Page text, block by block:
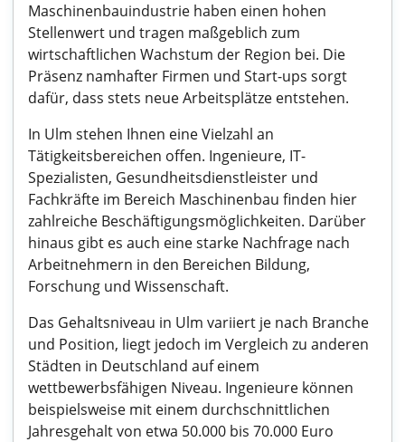
Maschinenbauindustrie haben einen hohen
Stellenwert und tragen maßgeblich zum
wirtschaftlichen Wachstum der Region bei. Die
Präsenz namhafter Firmen und Start-ups sorgt
dafür, dass stets neue Arbeitsplätze entstehen.
In Ulm stehen Ihnen eine Vielzahl an
Tätigkeitsbereichen offen. Ingenieure, IT-
Spezialisten, Gesundheitsdienstleister und
Fachkräfte im Bereich Maschinenbau finden hier
zahlreiche Beschäftigungsmöglichkeiten. Darüber
hinaus gibt es auch eine starke Nachfrage nach
Arbeitnehmern in den Bereichen Bildung,
Forschung und Wissenschaft.
Das Gehaltsniveau in Ulm variiert je nach Branche
und Position, liegt jedoch im Vergleich zu anderen
Städten in Deutschland auf einem
wettbewerbsfähigen Niveau. Ingenieure können
beispielsweise mit einem durchschnittlichen
Jahresgehalt von etwa 50.000 bis 70.000 Euro